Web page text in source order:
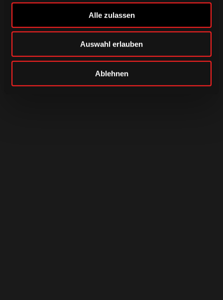
Alle zulassen
Auswahl erlauben
Ablehnen